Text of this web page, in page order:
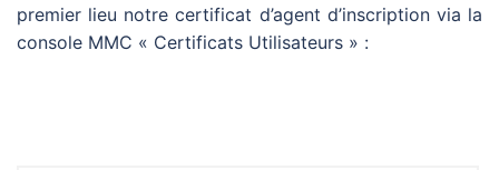
premier lieu notre certificat d’agent d’inscription via la
console MMC « Certificats Utilisateurs » :